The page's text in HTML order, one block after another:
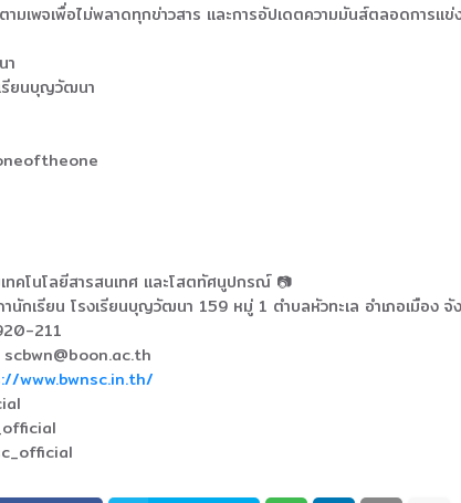
มเพจเพื่อไม่พลาดทุกข่าวสาร และการอัปเดตความมันส์ตลอดการแข่
า
รียนบุญวัฒนา
ทคโนโลยีสารสนเทศ และโสตทัศนูปกรณ์ 📷
นักเรียน โรงเรียนบุญวัฒนา 159 หมู่ 1 ตำบลหัวทะเล อำเภอเมือง
211
www.bwnsc.in.th/